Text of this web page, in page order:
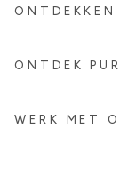
ONTDEKKEN
ONTDEK
WERK MET